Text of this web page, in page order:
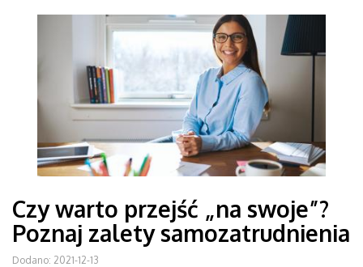
Czy warto przejść „na swoje”?
Poznaj zalety samozatrudnienia
Dodano: 2021-12-13